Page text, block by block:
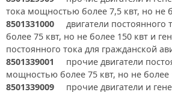
тока мощностью более 7,5 квт, но не
8501331000 двигатели постоянного
более 75 квт, но не более 150 квт и
постоянного тока для гражданской
8501339001
прочие двигатели
мощностью более 75 квт, но не более
8501339009 прочие двигатели и